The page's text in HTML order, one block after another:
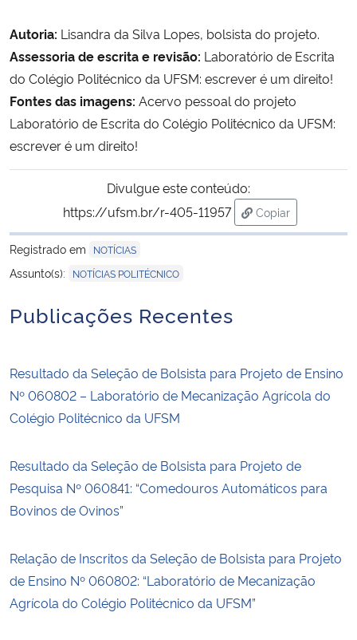
Autoria: Lisandra da Silva Lopes, bolsista do projeto.
Assessoria de escrita e revisão: Laboratório de Escrita
do Colégio Politécnico da UFSM: escrever é um direito!
Fontes das imagens: Acervo pessoal do projeto
Laboratório de Escrita do Colégio Politécnico da UFSM:
escrever é um direito!
Divulgue este conteúdo:
https://ufsm.br/r-405-11957
Copiar
para área de
Registrado em
NOTÍCIAS
Assunto(s): NOTÍCIAS POLITÉCNICO
Publicações Recentes
Resultado da Seleção de Bolsista para Projeto de Ensino
Nº 060802 – Laboratório de Mecanização Agrícola do
Colégio Politécnico da UFSM
Resultado da Seleção de Bolsista para Projeto de
Pesquisa Nº 060841: “Comedouros Automáticos para
Bovinos de Ovinos”
Relação de Inscritos da Seleção de Bolsista para Projeto
de Ensino Nº 060802: “Laboratório de Mecanização
Agrícola do Colégio Politécnico da UFSM”